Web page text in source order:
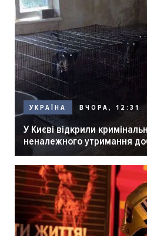
УКРАЇНА ВЧОРА, 12:31
У Києві відкрили
неналежного утримання
розпліднику